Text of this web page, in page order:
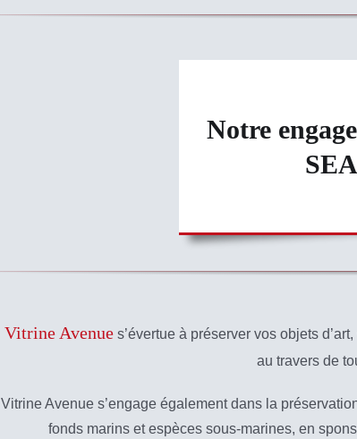
Notre
Vitrine Avenues’évertue à préserver vos objets
au travers de
Vitrine Avenue s’engage également dans la
fonds marins et espèces sous-marines, en